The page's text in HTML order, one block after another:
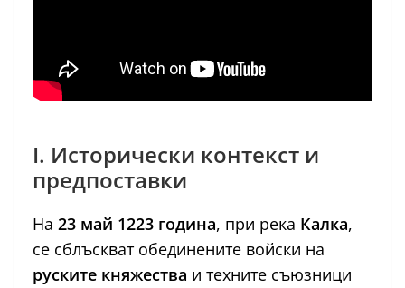
I. Исторически контекст и
предпоставки
На 23 май 1223 година, при река Калка,
се сблъскват обединените войски на
руските княжества и техните съюзници